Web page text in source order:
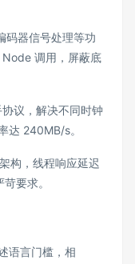
码器信号处理等功
调用，屏蔽底
协议，解决不同时钟
达 240MB/s。
构，线程响应延迟
要求。
语言门槛，相